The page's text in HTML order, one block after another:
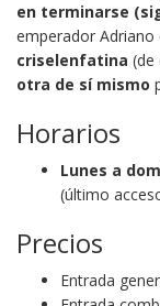
en terminarse
emperador Adriano
criselenfatina (de
otra de sí mismo
Horarios
Lunes a
(último
Precios
Entrada